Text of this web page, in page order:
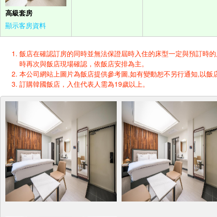
高級套房
顯示客房資料
飯店在確認訂房的同時並無法保證屆時入住的床型一定與預訂時
時再次與飯店現場確認，依飯店安排為主。
本公司網站上圖片為飯店提供參考圖,如有變動恕不另行通知,以飯
訂購韓國飯店，入住代表人需為19歲以上。